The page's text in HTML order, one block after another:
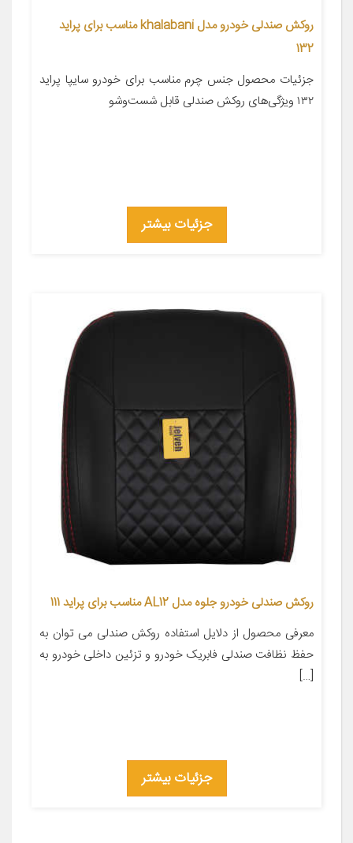
روکش صندلی خودرو مدل khalabani مناسب برای پراید
132
جزئیات محصول جنس چرم مناسب برای خودرو سایپا پراید
۱۳۲ ویژگی‌های روکش صندلی قابل شست‌وشو
جزئیات بیشتر
روکش صندلی خودرو جلوه مدل AL12 مناسب برای پراید 111
معرفی محصول از دلایل استفاده روکش صندلی می توان به
حفظ نظافت صندلی فابریک خودرو و تزئین داخلی خودرو به
[…]
جزئیات بیشتر